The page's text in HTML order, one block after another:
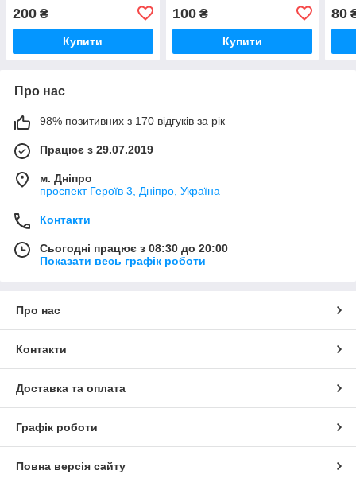
200 ₴
Купити
100₴
Купити
80
Про нас
98% позитивних з 170 відгуків за рік
Працює з 29.07.2019
м. Дніпро
проспект Героїв 3, Дніпро, Україна
Контакти
Сьогодні працює з 08:30 до 20:00
Показати весь графік роботи
Про нас
Контакти
Доставка та оплата
Графік роботи
Повна версія сайту